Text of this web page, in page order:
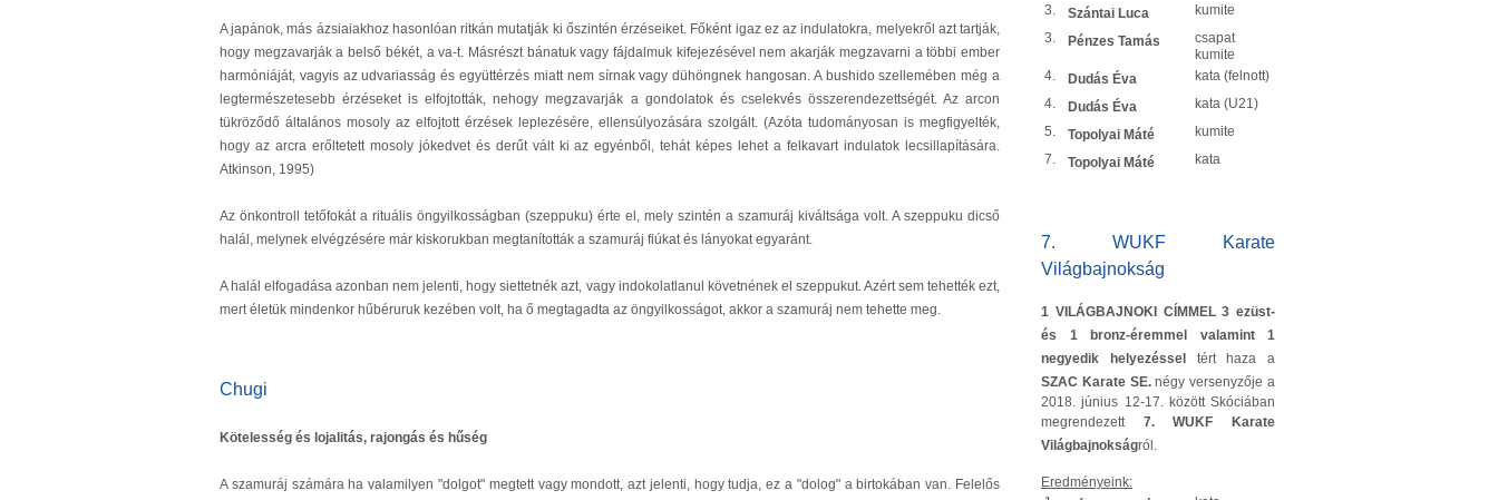
A japánok, más ázsiaiakhoz hasonlóan ritkán mutatják ki őszintén érzéseiket. Főként igaz ez az indulatokra, melyekről azt tartják,
hogy megzavarják a belső békét, a va-t. Másrészt bánatuk vagy fájdalmuk kifejezésével nem akarják megzavarni a többi ember
harmóniáját, vagyis az udvariasság és együttérzés miatt nem sírnak vagy dühöngnek hangosan. A bushido szellemében még a
legtermészetesebb érzéseket is elfojtották, nehogy megzavarják a gondolatok és cselekvés összerendezettségét. Az arcon
tükröződő általános mosoly az elfojtott érzések leplezésére, ellensúlyozására szolgált. (Azóta tudományosan is megfigyelték,
hogy az arcra erőltetett mosoly jókedvet és derűt vált ki az egyénből, tehát képes lehet a felkavart indulatok lecsillapítására.
Atkinson, 1995)
Az önkontroll tetőfokát a rituális öngyilkosságban (szeppuku) érte el, mely szintén a szamuráj kiváltsága volt. A szeppuku dicső
halál, melynek elvégzésére már kiskorukban megtanították a szamuráj fiúkat és lányokat egyaránt.
A halál elfogadása azonban nem jelenti, hogy siettetnék azt, vagy indokolatlanul követnének el szeppukut. Azért sem tehették ezt,
mert életük mindenkor hűbéruruk kezében volt, ha ő megtagadta az öngyilkosságot, akkor a szamuráj nem tehette meg.
Chugi
Kötelesség és lojalitás, rajongás és hűség
A szamuráj számára ha valamilyen "dolgot" megtett vagy mondott, azt jelenti, hogy tudja, ez a "dolog" a birtokában van. Felelős
3.
Szántai Luca
kumite
3.
Pénzes Tamás
csapat
kumite
4.
Dudás Éva
kata (felnott)
4.
Dudás Éva
kata (U21)
5.
Topolyai Máté
kumite
7.
Topolyai Máté kata
7. WUKF Karate
Világbajnokság
1 VILÁGBAJNOKI CÍMMEL 3 ezüst-
és 1 bronz-éremmel valamint 1
negyedik helyezésseltért haza a
SZAC Karate SE.négy versenyzője a
2018. június 12-17. között Skóciában
megrendezett 7. WUKF Karate
Világbajnokságról.
Eredményeink: